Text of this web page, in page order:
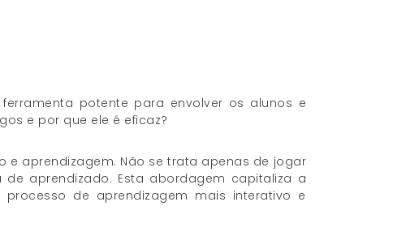
potente para envolver os alunos e
e por que ele é eficaz?
aprendizagem. Não se trata apenas de jogar
aprendizado. Esta abordagem capitaliza a
de aprendizagem mais interativo e